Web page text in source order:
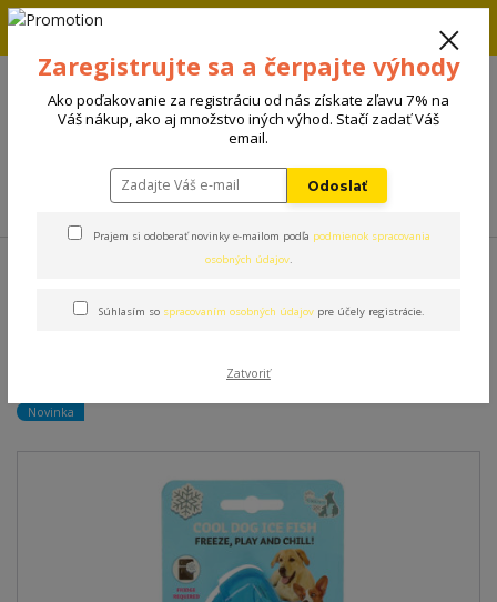
Zľava 5% na prvú objednávku. Zadaj kód FIRST5 a zľava sa
+421 908 198 133 (Po-Pia, 8-15 hod.)
CoolPets chladiaca hračka Ice Fish
Novinka
Zaregistrujte sa a čerpajte výhody
Ako poďakovanie za registráciu od nás získate zľavu 7% na
Váš nákup, ako aj množstvo iných výhod. Stačí zadať Váš
email.
Odoslať
Prajem si odoberať novinky e-mailom podľa podmienok spracovania
osobných údajov.
Súhlasím so spracovaním osobných údajovpre účely registrácie.
Zatvoriť